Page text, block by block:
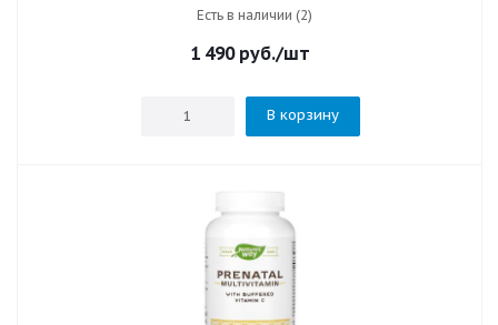
Есть в наличии (2)
1 490руб./шт
В корзину